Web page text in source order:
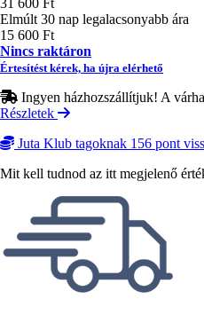
Elmúlt 30 nap legalacsonyabb ára
15 600 Ft
Nincs raktáron
Értesítést kérek, ha újra elérhető
Ingyen házhozszállítjuk! A
Részletek
Juta Klub tagoknak 156 pont
Mit kell tudnod az itt megjelenő